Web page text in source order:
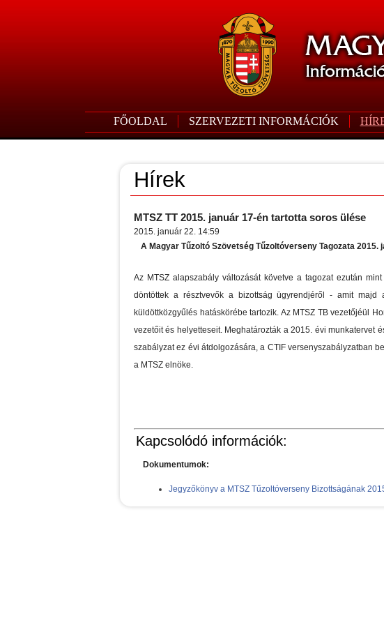
FŐOLDAL SZERVEZETI INFORMÁCIÓK
Hírek
MTSZ TT 2015. január 17-én tartotta soros ülése
2015. január 22. 14:59
A Magyar Tűzoltó Szövetség Tűzoltóverseny Tagozata
Az MTSZ alapszabály változását követve a tagozat ezután
döntöttek a résztvevők a bizottság ügyrendjéről - amit
küldöttközgyűlés hatáskörébe tartozik. Az MTSZ TB vezetőjéül
vezetőit és helyetteseit. Meghatározták a 2015. évi munkatervet
szabályzat ez évi átdolgozására, a CTIF versenyszabályzatban
a MTSZ elnöke.
Kapcsolódó információk:
Dokumentumok:
Jegyzőkönyv a MTSZ Tűzoltóverseny Bizottságának